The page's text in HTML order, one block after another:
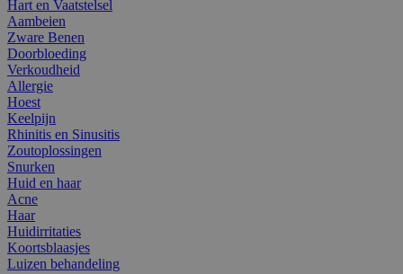
Hart en Vaatstelsel
Aambeien
Zware Benen
Doorbloeding
Verkoudheid
Allergie
Hoest
Keelpijn
Rhinitis en Sinusitis
Zoutoplossingen
Snurken
Huid en haar
Acne
Haar
Huidirritaties
Koortsblaasjes
Luizen behandeling